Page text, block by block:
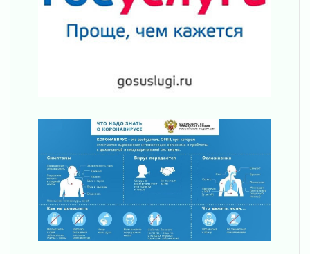
Ленинградской области
03 августа 2026
Уроки безопасности для детей и взрослых
Ленобласть отмечает День Воздушно-
десантных войск
«Активное лето»
02 августа 2026
Ленобласть отметила заслуги жителей перед
регионом и страной
02 августа 2026
Ладога — не пруд
02 августа 2026
ПСК через Гослуслуги напомнит жителям